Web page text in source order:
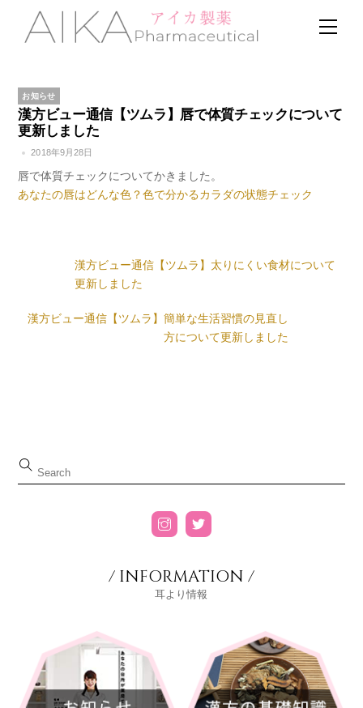
content
お知らせ
漢方ビュー通信【ツムラ】唇で体質チェックについて
更新しました
2018年9月28日
唇で体質チェックについてかきました。
あなたの唇はどんな色？色で分かるカラダの状態チェック
漢方ビュー通信【ツムラ】太りにくい食材について
更新しました
漢方ビュー通信【ツムラ】簡単な生活習慣の見直し
方について更新しました
/ INFORMATION /
耳より情報